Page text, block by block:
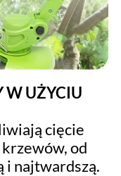
W UŻYCIU
cięcie
od
i najtwardszą.